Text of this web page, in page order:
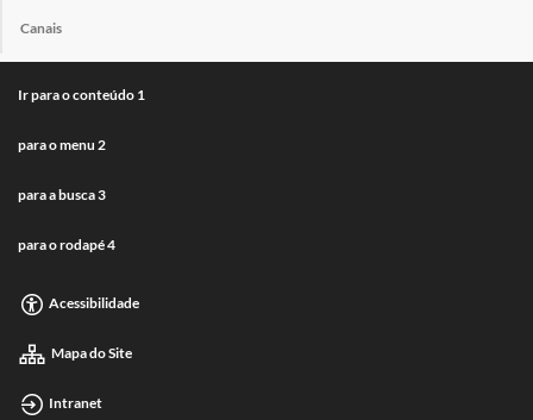
Canais
Ir para o conteúdo 1
para o menu 2
para a busca3
para o rodapé4
Acessibilidade
Mapa do Site
Intranet